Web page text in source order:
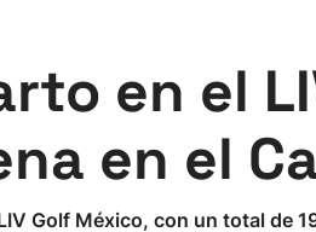
en el
en el
Golf México, con un total de